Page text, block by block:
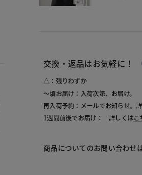
交換・返品はお気軽に！
△：残りわずか
～頃お届け：入荷次第、お届け。
再入荷予約：メールでお知らせ。
1週間前後でお届け： 詳しくはこ
商品についてのお問い合わせ